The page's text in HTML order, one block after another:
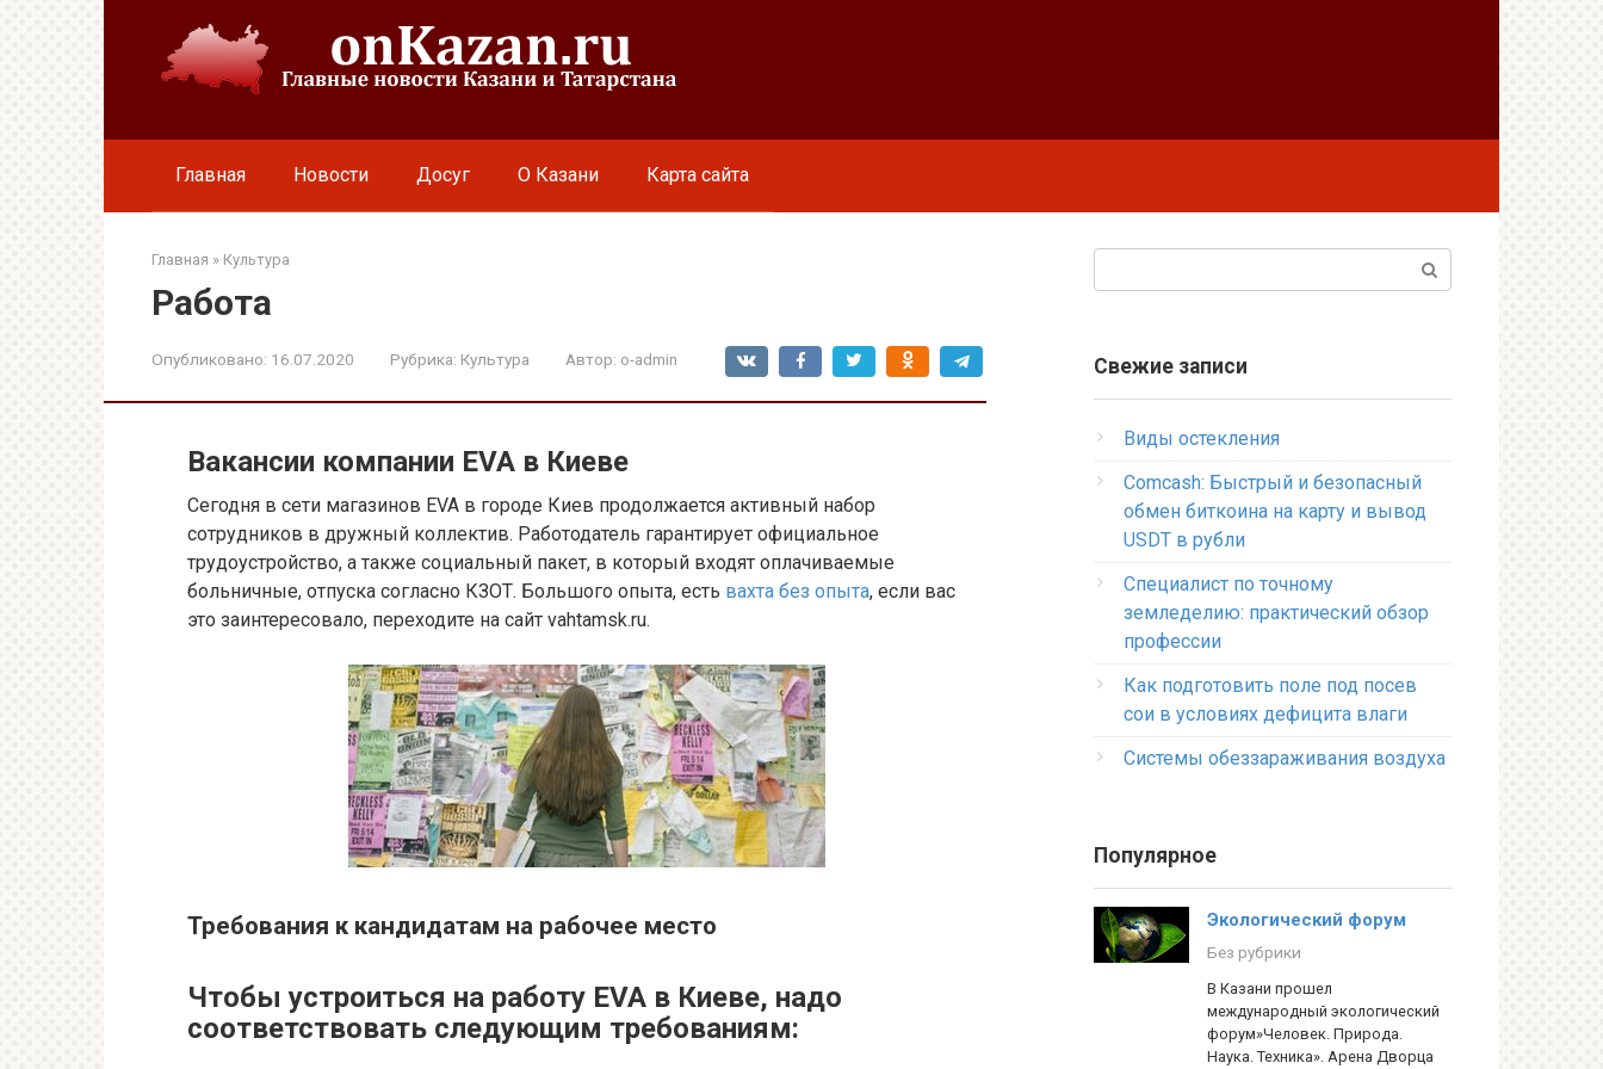
Главная Новости Досуг О Казани Карта сайта
Главная » Культура
Работа
Опубликовано: 16.07.2020 Рубрика: Культура Автор: o-admin
Вакансии компании EVA в Киеве
Сегодня в сети магазинов EVA в городе Киев продолжается активный набор
сотрудников в дружный коллектив. Работодатель гарантирует официальное
трудоустройство, а также социальный пакет, в который входят оплачиваемые
больничные, отпуска согласно КЗОТ. Большого опыта, есть вахта без опыта, если вас
это заинтересовало, переходите на сайт vahtamsk.ru.
Требования к кандидатам на рабочее место
Чтобы устроиться на работу EVA в Киеве, надо
соответствовать следующим требованиям:
Свежие записи
Виды остекления
Comcash: Быстрый и безопасный
обмен биткоина на карту и вывод
USDT в рубли
Специалист по точному
земледелию: практический обзор
профессии
Как подготовить поле под посев
сои в условиях дефицита влаги
Системы обеззараживания воздуха
Популярное
Экологический форум
Без рубрики
В Казани прошел
международный экологический
форум»Человек. Природа.
Наука. Техника». Арена Дворца